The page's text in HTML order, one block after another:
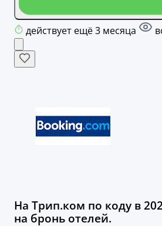
действует ещё 3 месяца
На Трип.ком по коду в
на бронь отелей.